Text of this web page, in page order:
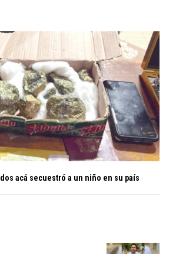
acá secuestró a un niño en su país